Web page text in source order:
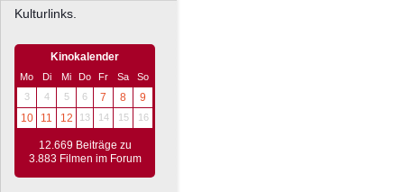
Kulturlinks.
Kinokalender
Mo Di Mi Do Fr Sa
So
3
4 5 6 7 8
9
10
11 12 13 14 15 16
12.669 Beiträge zu
3.883 Filmen im Forum